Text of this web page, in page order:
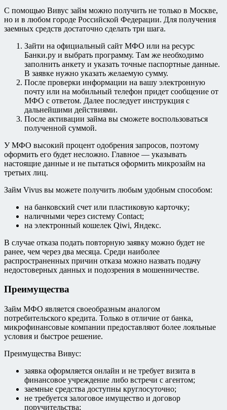
С помощью Вивус займ можно получить не только в Москве,
но и в любом городе Российской Федерации. Для получения
заемных средств достаточно сделать три шага.
Зайти на официальный сайт МФО или на ресурс
Банки.ру и выбрать программу. Там же необходимо
заполнить анкету и указать точные паспортные данные.
В заявке нужно указать желаемую сумму.
После проверки информации на вашу электронную
почту или на мобильный телефон придет сообщение от
МФО с ответом. Далее последует инструкция с
дальнейшими действиями.
После активации займа вы сможете воспользоваться
полученной суммой.
У МФО высокий процент одобрения запросов, поэтому
оформить его будет несложно. Главное ― указывать
настоящие данные и не пытаться оформить микрозайм на
третьих лиц.
Займ Vivus вы можете получить любым удобным способом:
на банковский счет или пластиковую карточку;
наличными через систему Contact;
на электронный кошелек Qiwi, Яндекс.
В случае отказа подать повторную заявку можно будет не
ранее, чем через два месяца. Среди наиболее
распространенных причин отказа можно назвать подачу
недостоверных данных и подозрения в мошенничестве.
Преимущества
Займ МФО является своеобразным аналогом
потребительского кредита. Только в отличие от банка,
микрофинансовые компании предоставляют более лояльные
условия и быстрое решение.
Преимущества Вивус:
заявка оформляется онлайн и не требует визита в
финансовое учреждение либо встречи с агентом;
заемные средства доступны круглосуточно;
не требуется залоговое имущество и договор
поручительства;